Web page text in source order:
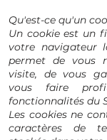
Qu'est-ce qu'un
Un cookie est un
votre navigateur
permet de vous
visite, de vous
vous faire
fonctionnalités du
Les cookies ne
caractères de